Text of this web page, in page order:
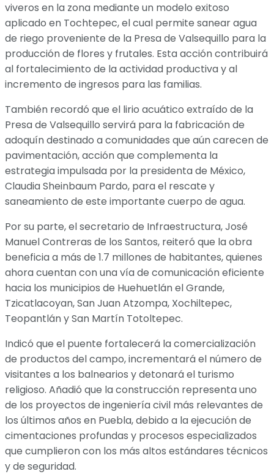
viveros en la zona mediante un modelo exitoso
aplicado en Tochtepec, el cual permite sanear agua
de riego proveniente de la Presa de Valsequillo para la
producción de flores y frutales. Esta acción contribuirá
al fortalecimiento de la actividad productiva y al
incremento de ingresos para las familias.
También recordó que el lirio acuático extraído de la
Presa de Valsequillo servirá para la fabricación de
adoquín destinado a comunidades que aún carecen de
pavimentación, acción que complementa la
estrategia impulsada por la presidenta de México,
Claudia Sheinbaum Pardo, para el rescate y
saneamiento de este importante cuerpo de agua.
Por su parte, el secretario de Infraestructura, José
Manuel Contreras de los Santos, reiteró que la obra
beneficia a más de 1.7 millones de habitantes, quienes
ahora cuentan con una vía de comunicación eficiente
hacia los municipios de Huehuetlán el Grande,
Tzicatlacoyan, San Juan Atzompa, Xochiltepec,
Teopantlán y San Martín Totoltepec.
Indicó que el puente fortalecerá la comercialización
de productos del campo, incrementará el número de
visitantes a los balnearios y detonará el turismo
religioso. Añadió que la construcción representa uno
de los proyectos de ingeniería civil más relevantes de
los últimos años en Puebla, debido a la ejecución de
cimentaciones profundas y procesos especializados
que cumplieron con los más altos estándares técnicos
y de seguridad.